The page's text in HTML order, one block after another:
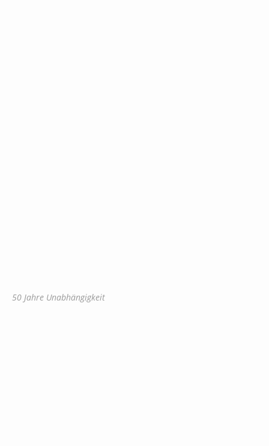
50 Jahre Unabhängigkeit